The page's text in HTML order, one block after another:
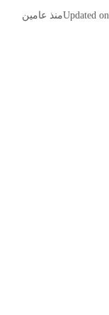
Updated onمنذ عامين